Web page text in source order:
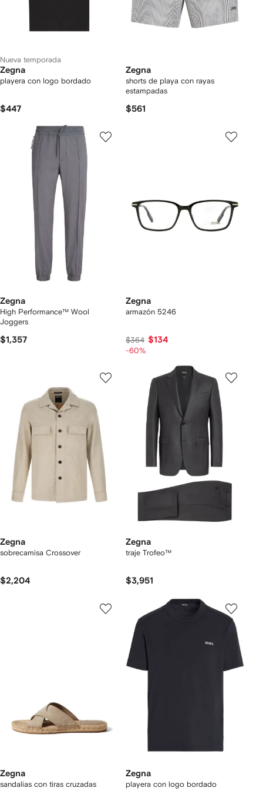
Nueva temporada
Zegna
playera con logo bordado
$447
Zegna
shorts de playa con rayas
estampadas
$561
Zegna
High Performance™ Wool
Joggers
$1,357
Zegna
armazón 5246
$364 $134
-60%
Zegna
sobrecamisa Crossover
$2,204
Zegna
traje Trofeo™
$3,951
Zegna
sandalias con tiras cruzadas
Zegna
playera con logo bordado